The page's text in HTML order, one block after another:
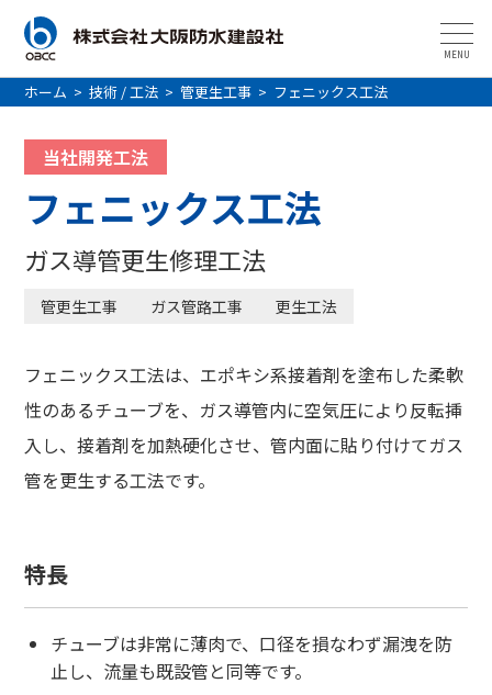
MENU
ホーム >技術 / 工法 >管更生工事 > フェニックス工法
当社開発工法
フェニックス工法
ガス導管更生修理工法
管更生工事 ガス管路工事 更生工法
フェニックス工法は、エポキシ系接着剤を塗布した柔軟
性のあるチューブを、ガス導管内に空気圧により反転挿
入し、接着剤を加熱硬化させ、管内面に貼り付けてガス
管を更生する工法です。
特長
チューブは非常に薄肉で、口径を損なわず漏洩を防
止し、流量も既設管と同等です。